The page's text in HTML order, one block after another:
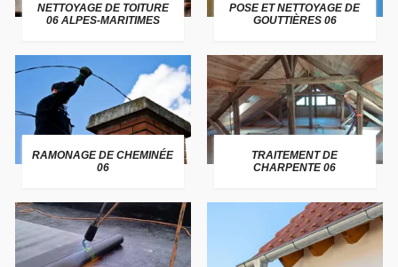
NETTOYAGE DE TOITURE
06 ALPES-MARITIMES
POSE ET NETTOYAGE DE
GOUTTIÈRES 06
RAMONAGE DE CHEMINÉE
06
TRAITEMENT DE
CHARPENTE 06